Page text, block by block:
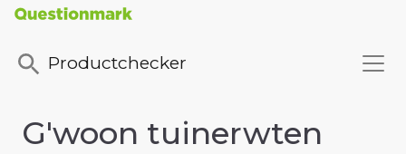
Productchecker
G'woon tuinerwten